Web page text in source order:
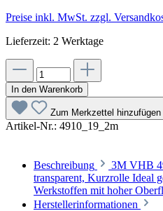
Preise inkl. MwSt. zzgl.
Lieferzeit: 2 Werktage
In den Warenkorb
Zum Merkzettel hinzufügen
Artikel-Nr.: 4910_19_2m
Beschreibung
3M VHB
transparent, Kurzrolle Ideal
Werkstoffen mit hoher
Herstellerinformationen